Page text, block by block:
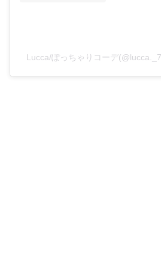
Lucca/ぽっちゃりコーデ